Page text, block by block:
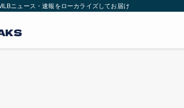
ニュース・速報をローカライズしてお届け